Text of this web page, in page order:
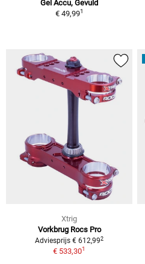
Gel Accu, Gevuld
€ 49,991
Xtrig
Vorkbrug Rocs Pro
Adviesprijs € 612,992
€ 533,301